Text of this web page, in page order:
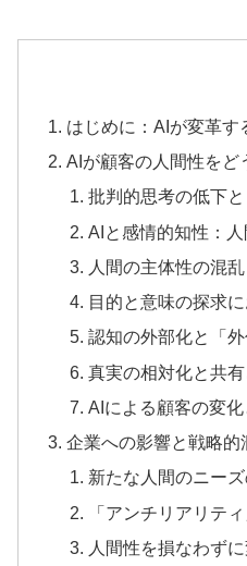
はじめに：AIが変革す
AIが顧客の人間性をど
批判的思考の低下
AIと感情的知性：
人間の主体性の混
目的と意味の探求
認知の外部化と「
真実の相対化と共
AIによる顧客の変
企業への影響と戦略
新たな人間のニー
「アンチリアリテ
人間性を損なわず